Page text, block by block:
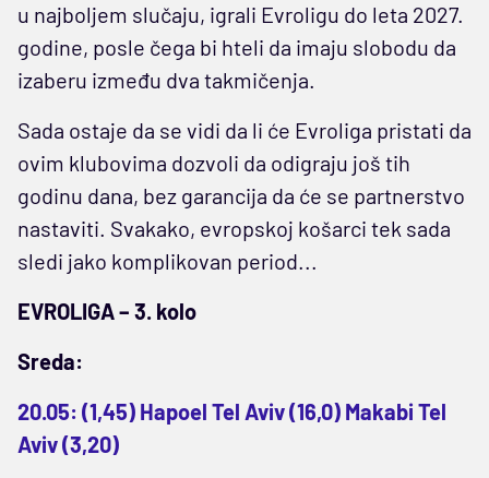
u najboljem slučaju, igrali Evroligu do leta 2027.
godine, posle čega bi hteli da imaju slobodu da
izaberu između dva takmičenja.
Sada ostaje da se vidi da li će Evroliga pristati da
ovim klubovima dozvoli da odigraju još tih
godinu dana, bez garancija da će se partnerstvo
nastaviti. Svakako, evropskoj košarci tek sada
sledi jako komplikovan period...
EVROLIGA – 3. kolo
Sreda:
20.05: (1,45) Hapoel Tel Aviv (16,0) Makabi Tel
Aviv (3,20)